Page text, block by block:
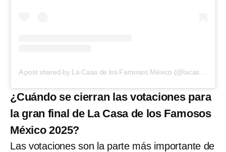
¿Cuándo se cierran las votaciones para
la gran final de La Casa de los Famosos
México 2025?
Las votaciones son la parte más importante de